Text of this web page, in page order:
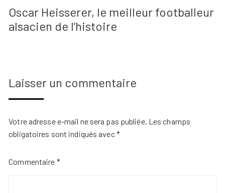
Oscar Heisserer, le meilleur footballeur
alsacien de l’histoire
Laisser un commentaire
Votre adresse e-mail ne sera pas publiée. Les champs
obligatoires sont indiqués avec*
Commentaire *